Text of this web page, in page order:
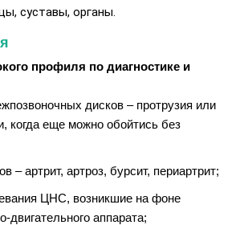
суставы, органы.
профиля по диагностике и
дисков – протрузия или
когда еще можно обойтись без
– артрит, артроз, бурсит, периартрит;
ЦНС, возникшие на фоне
двигательного аппарата;